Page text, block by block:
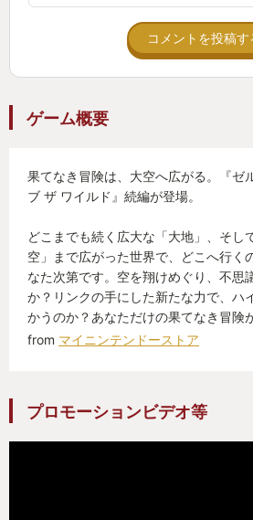
コメントを投稿す
ゲーム概要
果てなき冒険は、大空へ広がる。『
ブ ザ ワイルド』続編が登場。
どこまでも続く広大な「大地」、そし
空」まで広がった世界で、どこへ行く
なた次第です。空を翔けめぐり、不思
か？リンクの手にした新たな力で、ハ
かうのか？あなただけの果てなき冒険
from マイニンテンドーストア
プロモーションビデオ等